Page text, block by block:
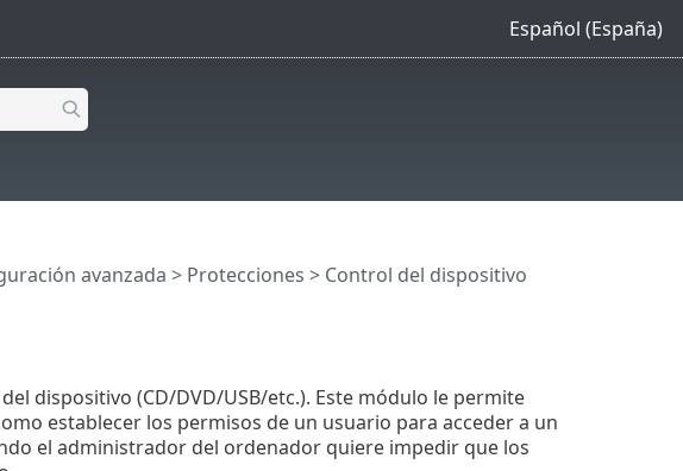
Español (España)
avanzada > Protecciones > Control del dispositivo
dispositivo (CD/DVD/USB/etc.). Este módulo le permite
establecer los permisos de un usuario para acceder a un
el administrador del ordenador quiere impedir que los